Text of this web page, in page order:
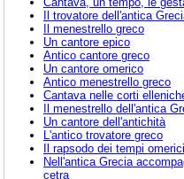
Il trovatore dell'antica
Il menestrello greco
Un cantore epico
Antico cantore greco
Un cantore omerico
Antico menestrello greco
Cantava nelle corti
Il menestrello dell'antica
Un cantore dell'antichità
L'antico trovatore greco
Il rapsodo dei tempi omerici
Nell'antica Grecia
cetra